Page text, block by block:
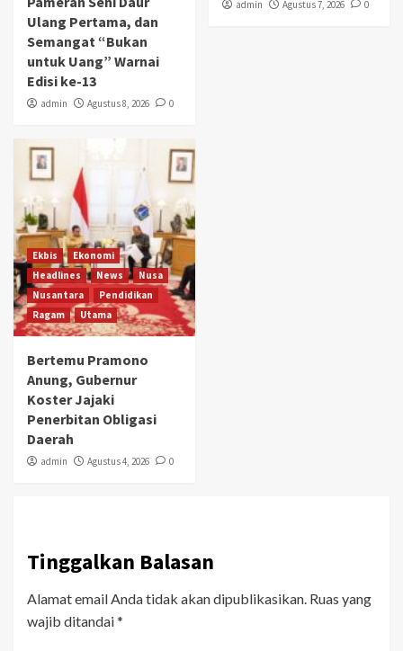
Ulang Pertama, dan
Semangat “Bukan
untuk Uang” Warnai
Edisi ke-13
admin Agustus 8, 2026 0
admin Agustus 7, 2026 0
Ekbis
Ekonomi
Headlines
News
Nusa
Nusantara
Pendidikan
Ragam
Utama
Bertemu Pramono
Anung, Gubernur
Koster Jajaki
Penerbitan Obligasi
Daerah
admin Agustus 4, 2026 0
Tinggalkan Balasan
Alamat email Anda tidak akan dipublikasikan. Ruas yang
wajib ditandai*